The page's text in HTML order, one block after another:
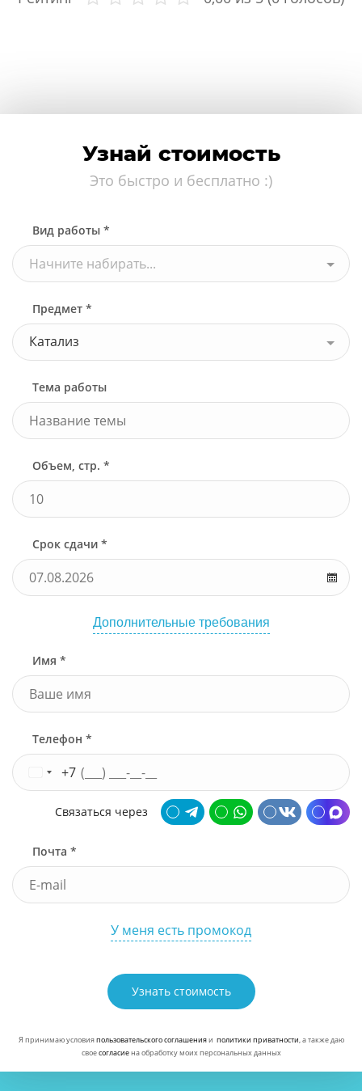
Узнай стоимость
Это быстро и бесплатно :)
Вид работы *
Начните набирать...
Предмет *
Катализ
Тема работы
Объем, стр. *
Срок сдачи *
Дополнительные требования
Имя *
Телефон *
+7
Связаться через
Почта *
У меня есть промокод
Узнать стоимость
Я принимаю условияпользовательского соглашенияи политики приватности, а также даю
своесогласиена обработку моих персональных данных